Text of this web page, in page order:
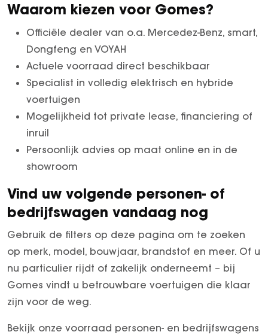
Waarom kiezen voor Gomes?
Officiële dealer van o.a. Mercedez-Benz, smart,
Dongfeng en VOYAH
Actuele voorraad direct beschikbaar
Specialist in volledig elektrisch en hybride
voertuigen
Mogelijkheid tot private lease, financiering of
inruil
Persoonlijk advies op maat online en in de
showroom
Vind uw volgende personen- of
bedrijfswagen vandaag nog
Gebruik de filters op deze pagina om te zoeken
op merk, model, bouwjaar, brandstof en meer. Of u
nu particulier rijdt of zakelijk onderneemt – bij
Gomes vindt u betrouwbare voertuigen die klaar
zijn voor de weg.
Bekijk onze voorraad personen- en bedrijfswagens